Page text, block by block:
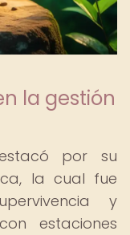
la gestión
por su
la cual fue
y
estaciones